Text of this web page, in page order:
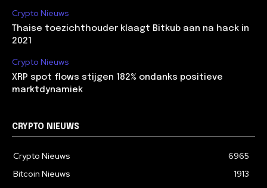
Crypto Nieuws
Thaise toezichthouder klaagt Bitkub aan na hack in
2021
Crypto Nieuws
XRP spot flows stijgen 182% ondanks positieve
marktdynamiek
CRYPTO NIEUWS
Crypto Nieuws
6965
Bitcoin Nieuws
1913